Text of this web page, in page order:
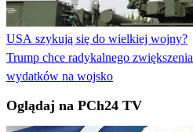
USA szykują się do wielkiej wojny?
Trump chce radykalnego zwiększenia
wydatków na wojsko
Oglądaj na PCh24 TV